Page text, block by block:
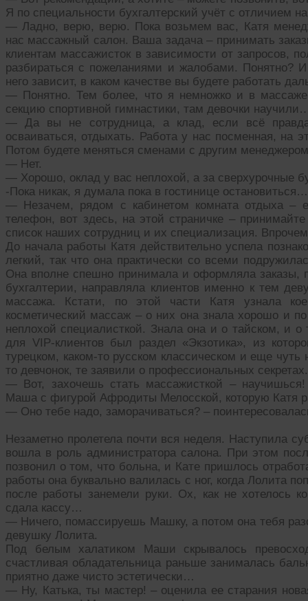
Я по специальности бухгалтерский учёт с отличием
— Ладно, верю, верю. Пока возьмем вас, Катя
нас массажный салон. Ваша задача – принимать
клиентам массажисток в зависимости от запросов,
разбираться с пожеланиями и жалобами. Понятно?
него зависит, в каком качестве вы будете работать
— Понятно. Тем более, что я немножко и в
секцию спортивной гимнастики, там девочки
— Да вы не сотрудница, а клад, если всё
осваиваться, отдыхать. Работа у нас посменная, на
Потом будете меняться сменами с другим
— Нет.
— Хорошо, оклад у вас неплохой, а за сверхурочные
-Пока никак, я думала пока в гостинице остановиться…
— Незачем, рядом с кабинетом комната отдыха –
телефон, вот здесь, на этой страничке –
список наших сотрудниц и их специализация.
До начала работы Катя действительно успела
легкий, так что она практически со всеми
Она вполне спешно принимала и оформляла заказы,
бухгалтерии, направляла клиентов именно к тем
массажа. Кстати, по этой части Катя узнала
косметический массаж – о них она знала хорошо и
неплохой специалисткой. Знала она и о тайском, и
для VIP-клиентов был раздел «Экзотика», из
турецком, каком-то русском классическом и еще
то девчонок, те заявили о профессиональных секретах.
— Вот, захочешь стать массажисткой – научишься!
Маша с фигурой Афродиты Мелосской, которую Катя
— Оно тебе надо, заморачиваться? –
Незаметно пролетела почти вся неделя. Наступила
вошла в роль администратора салона. При этом
позвонил о том, что больна, и Кате пришлось
работы она буквально валилась с ног, когда Лолита
после работы занемели руки. Ох, как не хотелось
сдала кассу…
— Ничего, помассируешь Машку, а потом она тебя
девушку Лолита.
Под белым халатиком Маши скрывалось
счастливая обладательница раньше занималась
приятно даже чисто эстетически…
— Ну, Катька, ты мастер! – оценила ее старания